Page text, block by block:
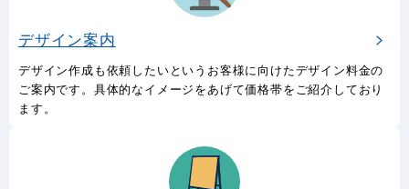
デザイン案内
デザイン作成も依頼したいというお客様に向けたデザイン料金の
ご案内です。具体的なイメージをあげて価格帯をご紹介しており
ます。